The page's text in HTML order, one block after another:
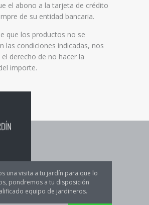
el abono a la tarjeta de crédito
de su entidad bancaria.
que los productos no se
las condiciones indicadas, nos
derecho de no hacer la
importe.
una visita a tu jardín para que lo
pondremos a tu disposición
equipo de jardineros.